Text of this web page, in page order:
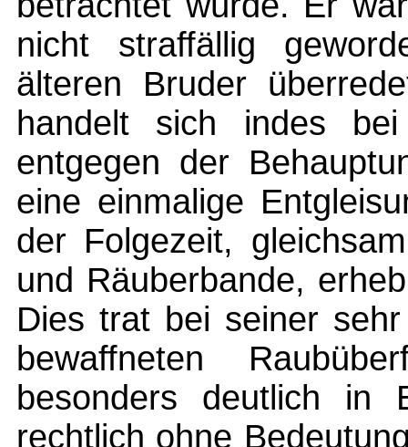
nicht straffällig
älteren Bruder
handelt sich indes
entgegen der
eine einmalige
der Folgezeit,
und Räuberbande,
Dies trat bei seiner
bewaffneten
besonders deutlich in
rechtlich ohne